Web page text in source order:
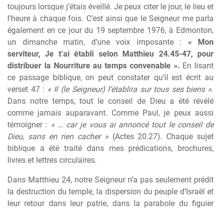
toujours lorsque j’étais éveillé. Je peux citer le jour, le lieu et
l’heure à chaque fois. C’est ainsi que le Seigneur me parla
également en ce jour du 19 septembre 1976, à Edmonton,
un dimanche matin, d’une voix imposante : « Mon
serviteur, Je t’ai établi selon Matthieu 24.45-47, pour
distribuer la Nourriture au temps convenable ». En lisant
ce passage biblique, on peut constater qu’il est écrit au
verset 47 : « Il (le Seigneur) l’établira sur tous ses biens ».
Dans notre temps, tout le conseil de Dieu a été révélé
comme jamais auparavant. Comme Paul, je peux aussi
témoigner : « … car je vous ai annoncé tout le conseil de
Dieu, sans en rien cacher » (Actes 20.27). Chaque sujet
biblique a été traité dans mes prédications, brochures,
livres et lettres circulaires.
Dans Matthieu 24, notre Seigneur n’a pas seulement prédit
la destruction du temple, la dispersion du peuple d’Israël et
leur retour dans leur patrie, dans la parabole du figuier